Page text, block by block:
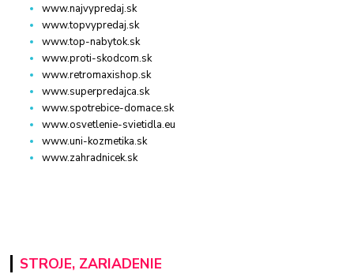
www.najvypredaj.sk
www.topvypredaj.sk
www.top-nabytok.sk
www.proti-skodcom.sk
www.retromaxishop.sk
www.superpredajca.sk
www.spotrebice-domace.sk
www.osvetlenie-svietidla.eu
www.uni-kozmetika.sk
www.zahradnicek.sk
STROJE, ZARIADENIE